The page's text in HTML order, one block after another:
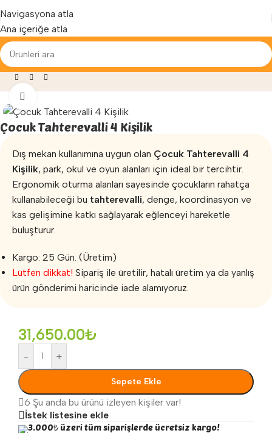
Navigasyona atla
Ana içeriğe atla
Yenilenen arayüzümüz ile hizmetinizdeyiz...
»Mağaza
Çocuk Tahterevalli 4 Kişilik
Dış mekan kullanımına uygun olan Çocuk Tahterevalli 4
Kişilik, park, okul ve oyun alanları için ideal bir tercihtir.
Ergonomik oturma alanları sayesinde çocukların rahatça
kullanabileceği bu tahterevalli, denge, koordinasyon ve
kas gelişimine katkı sağlayarak eğlenceyi hareketle
buluşturur.
Kargo: 25 Gün. (Üretim)
Lütfen dikkat! Sipariş ile üretilir, hatalı üretim ya da yanlış
ürün gönderimi haricinde iade alamıyoruz.
31,650.00₺
- +
Sepete Ekle
6 Şu anda bu ürünü izleyen kişiler var!
İstek listesine ekle
3.000₺ üzeri tüm siparişlerde ücretsiz kargo!